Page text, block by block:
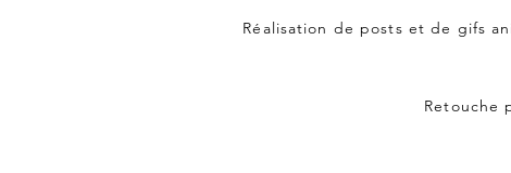
Réalisation de posts et de gifs
Retouche